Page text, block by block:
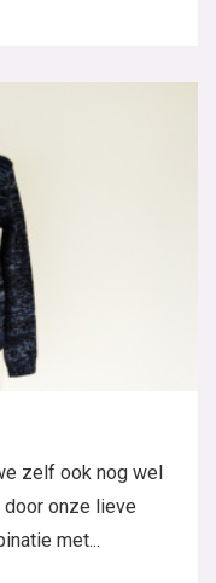
zelf ook nog wel
door onze lieve
met...